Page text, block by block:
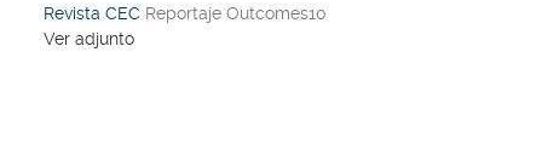
Revista CEC Reportaje Outcomes10
Ver adjunto